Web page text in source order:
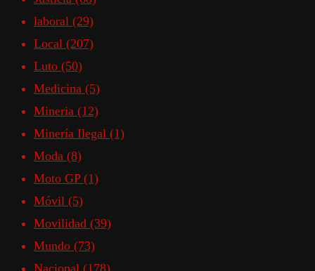
laboral (29)
Local (207)
Luto (50)
Medicina (5)
Mineria (12)
Minería Ilegal (1)
Moda (8)
Moto GP (1)
Móvil (5)
Movilidad (39)
Mundo (73)